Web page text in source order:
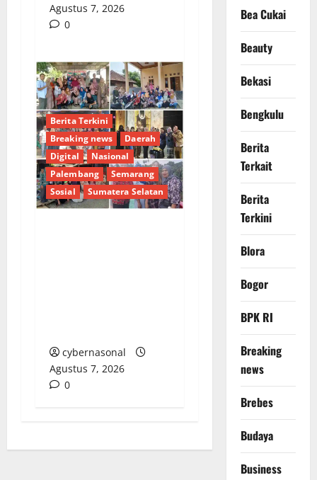
Agustus 7, 2026
0
Berita Terkini
Breaking news
Daerah
Digital
Nasional
Palembang
Semarang
Sosial
Sumatera Selatan
cybernasonal
Agustus 7, 2026
0
Bea Cukai
Beauty
Bekasi
Bengkulu
Berita
Terkait
Berita
Terkini
Blora
Bogor
BPK RI
Breaking
news
Brebes
Budaya
Business